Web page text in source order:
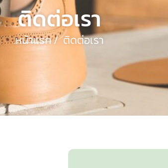
ติดต่อเรา
หน้าแรก/ ติดต่อเรา